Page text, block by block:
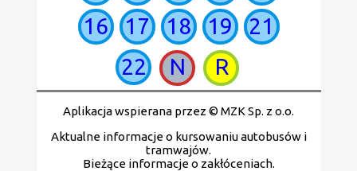
16
17 18 19
21
22
N R
Aplikacja wspierana przez © MZK Sp. z o.o.
Aktualne informacje o kursowaniu autobusów i
tramwajów.
Bieżące informacje o zakłóceniach.